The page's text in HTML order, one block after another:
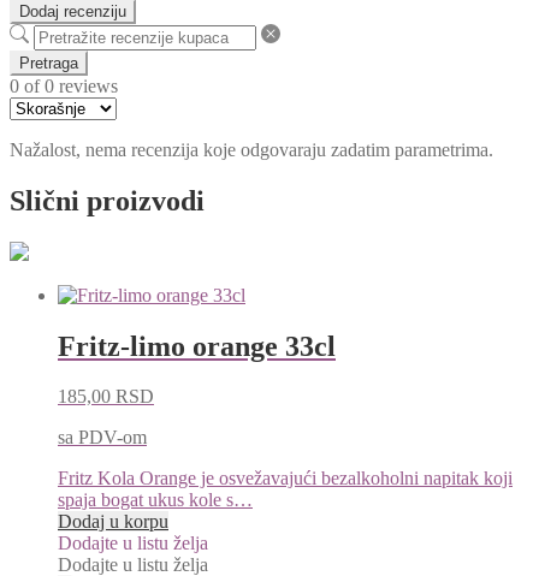
Dodaj recenziju
Pretraga
0 of 0 reviews
Nažalost, nema recenzija koje odgovaraju zadatim parametrima.
Slični proizvodi
Fritz-limo orange 33cl
185,00 RSD
sa PDV-om
Fritz Kola Orange je osvežavajući bezalkoholni napitak koji
spaja bogat ukus kole s…
Dodaj u korpu
Dodajte u listu želja
Dodajte u listu želja